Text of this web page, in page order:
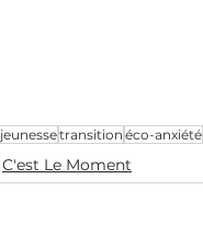
jeunessetransition éco-anxiété
C'est Le Moment